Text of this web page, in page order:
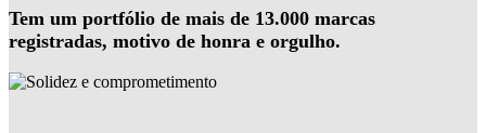
Tem um portfólio de mais de 13.000 marcas
registradas, motivo de honra e orgulho.